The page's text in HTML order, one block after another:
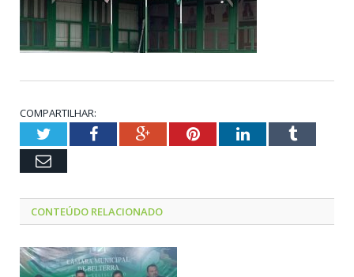
COMPARTILHAR:
TwitterFacebookGoogle+PinterestLinkedInTumblr
Email
CONTEÚDO RELACIONADO